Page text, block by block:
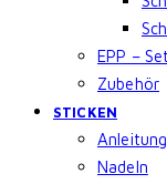
EPP –
Zubehör
STICKEN
Nadeln